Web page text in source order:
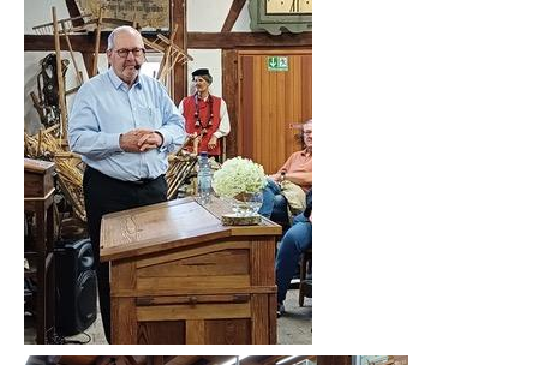
Gästebuch
Mitgliederanmeldung
Kontakt
Impressum